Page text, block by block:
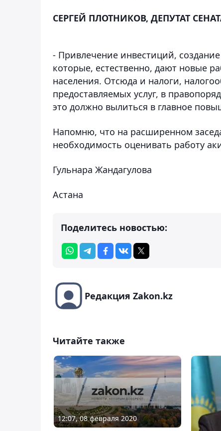
СЕРГЕЙ ПЛОТНИКОВ, ДЕПУТАТ
- Привлечение инвестиций,
которые, естественно, дают новые
населения. Отсюда и налоги,
предоставляемых услуг, в
это должно вылиться в главное
Напомню, что на расширенном
необходимость оценивать работу
Гульнара Жандагулова
Астана
Поделитесь новостью:
Редакция Zakon.kz
Читайте также
12:07, 08 февраля 2020